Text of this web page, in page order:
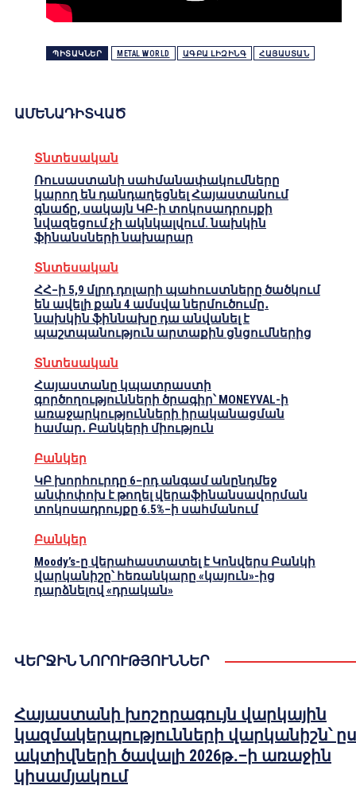
ՊԻՏԱԿՆԵՐ METAL WORLD ԱԳԲԱ ԼԻԶԻՆԳ ՀԱՅԱՍՏԱՆ
ԱՄԵՆԱԴԻՏՎԱԾ
Տնտեսական
Ռուսաստանի սահմանափակումները
կարող են դանդաղեցնել Հայաստանում
գնաճը, սակայն ԿԲ-ի տոկոսադրույքի
նվազեցում չի ակնկալվում. նախկին
ֆինանսների նախարար
Տնտեսական
ՀՀ–ի 5,9 մլրդ դոլարի պահուստները ծածկում
են ավելի քան 4 ամսվա ներմուծումը․
նախկին ֆիննախը դա անվանել է
պաշտպանություն արտաքին ցնցումներից
Տնտեսական
Հայաստանը կպատրաստի
գործողությունների ծրագիր՝ MONEYVAL-ի
առաջարկությունների իրականացման
համար․ Բանկերի միություն
Բանկեր
ԿԲ խորհուրդը 6–րդ անգամ անընդմեջ
անփոփոխ է թողել վերաֆինանսավորման
տոկոսադրույքը 6.5%–ի սահմանում
Բանկեր
Moody’s-ը վերահաստատել է Կոնվերս Բանկի
վարկանիշը՝ հեռանկարը «կայուն»-ից
դարձնելով «դրական»
ՎԵՐՋԻՆ ՆՈՐՈՒԹՅՈՒՆՆԵՐ
Հայաստանի խոշորագույն վարկային
կազմակերպությունների վարկանիշն՝
ակտիվների ծավալի 2026թ․–ի առաջին
կիսամյակում